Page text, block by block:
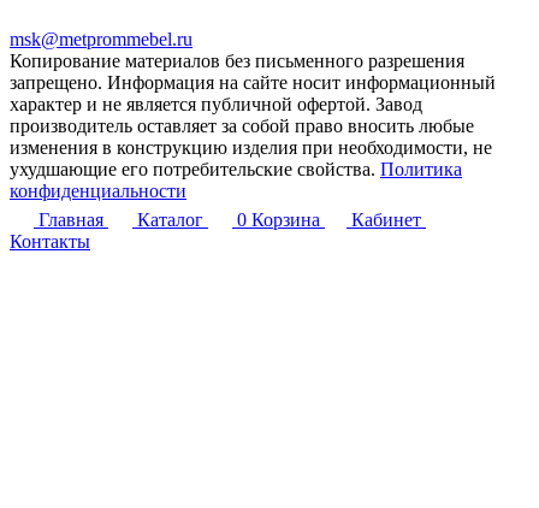
msk@metprommebel.ru
Копирование материалов без письменного разрешения
запрещено. Информация на сайте носит информационный
характер и не является публичной офертой. Завод
производитель оставляет за собой право вносить любые
изменения в конструкцию изделия при необходимости, не
ухудшающие его потребительские свойства. Политика
конфиденциальности
Главная
Каталог 0 Корзина
Кабинет
Контакты